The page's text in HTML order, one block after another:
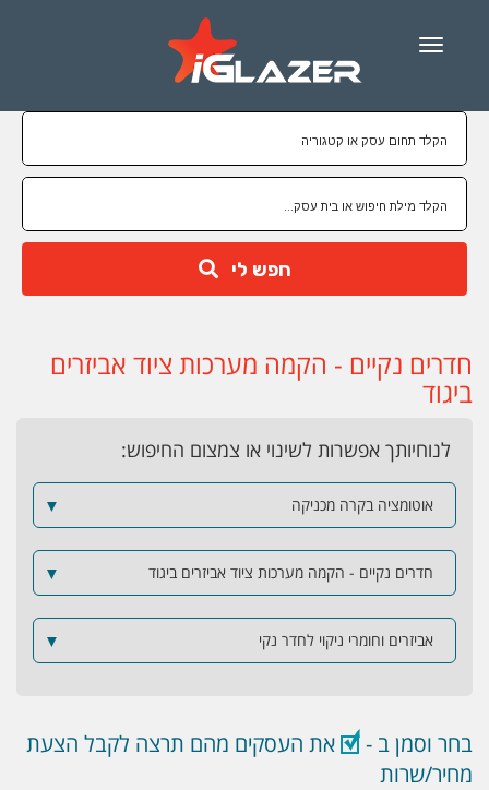
Menu
חפש לי
חדרים נקיים - הקמה מערכות ציוד אביזרים
ביגוד
לנוחיותך אפשרות לשינוי או צמצום החיפוש:
אוטומציה בקרה מכניקה ▼
חדרים נקיים - הקמה מערכות ציוד אביזרים ביגוד ▼
אביזרים וחומרי ניקוי לחדר נקי ▼
בחר וסמן ב -
את העסקים מהם תרצה לקבל הצעת
מחיר/שרות